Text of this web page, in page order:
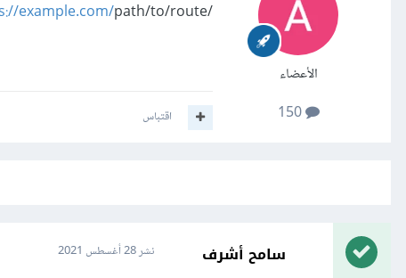
الأعضاء
150
/
example.com/path/to/route)، كيف أقوم بذلك بإستخدام التابع request؟
اقتباس
سامح أشرف نشر28 أغسطس 2021